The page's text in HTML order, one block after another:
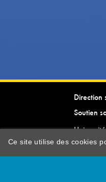
Direction
Soutien
Ce site utilise des cookies